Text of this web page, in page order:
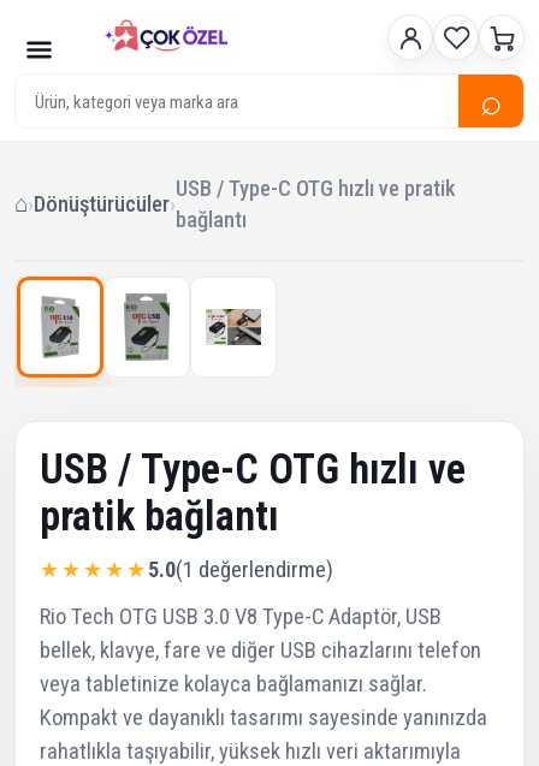
⌕
⌂›Dönüştürücüler›
USB / Type-C OTG hızlı ve pratik
bağlantı
Çok Satan
USB / Type-C OTG hızlı ve
pratik bağlantı
★★★★★5.0(1 değerlendirme)
Rio Tech OTG USB 3.0 V8 Type-C Adaptör, USB
bellek, klavye, fare ve diğer USB cihazlarını telefon
veya tabletinize kolayca bağlamanızı sağlar.
Kompakt ve dayanıklı tasarımı sayesinde yanınızda
rahatlıkla taşıyabilir, yüksek hızlı veri aktarımıyla